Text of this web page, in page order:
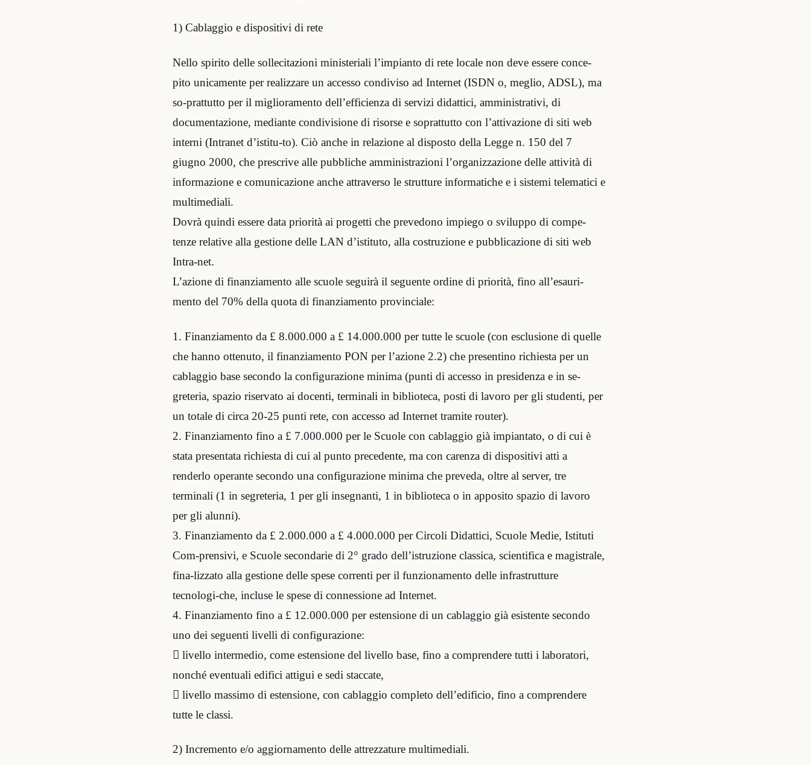
1) Cablaggio e dispositivi di rete
Nello spirito delle sollecitazioni ministeriali l’impianto di rete locale non deve essere conce-
pito unicamente per realizzare un accesso condiviso ad Internet (ISDN o, meglio, ADSL), ma
so-prattutto per il miglioramento dell’efficienza di servizi didattici, amministrativi, di
documentazione, mediante condivisione di risorse e soprattutto con l’attivazione di siti web
interni (Intranet d’istitu-to). Ciò anche in relazione al disposto della Legge n. 150 del 7
giugno 2000, che prescrive alle pubbliche amministrazioni l’organizzazione delle attività di
informazione e comunicazione anche attraverso le strutture informatiche e i sistemi telematici e
multimediali.
Dovrà quindi essere data priorità ai progetti che prevedono impiego o sviluppo di compe-
tenze relative alla gestione delle LAN d’istituto, alla costruzione e pubblicazione di siti web
Intra-net.
L’azione di finanziamento alle scuole seguirà il seguente ordine di priorità, fino all’esauri-
mento del 70% della quota di finanziamento provinciale:
1. Finanziamento da £ 8.000.000 a £ 14.000.000 per tutte le scuole (con esclusione di quelle
che hanno ottenuto, il finanziamento PON per l’azione 2.2) che presentino richiesta per un
cablaggio base secondo la configurazione minima (punti di accesso in presidenza e in se-
greteria, spazio riservato ai docenti, terminali in biblioteca, posti di lavoro per gli studenti, per
un totale di circa 20-25 punti rete, con accesso ad Internet tramite router).
2. Finanziamento fino a £ 7.000.000 per le Scuole con cablaggio già impiantato, o di cui è
stata presentata richiesta di cui al punto precedente, ma con carenza di dispositivi atti a
renderlo operante secondo una configurazione minima che preveda, oltre al server, tre
terminali (1 in segreteria, 1 per gli insegnanti, 1 in biblioteca o in apposito spazio di lavoro
per gli alunni).
3. Finanziamento da £ 2.000.000 a £ 4.000.000 per Circoli Didattici, Scuole Medie, Istituti
Com-prensivi, e Scuole secondarie di 2° grado dell’istruzione classica, scientifica e magistrale,
fina-lizzato alla gestione delle spese correnti per il funzionamento delle infrastrutture
tecnologi-che, incluse le spese di connessione ad Internet.
4. Finanziamento fino a £ 12.000.000 per estensione di un cablaggio già esistente secondo
uno dei seguenti livelli di configurazione:
 livello intermedio, come estensione del livello base, fino a comprendere tutti i laboratori,
nonché eventuali edifici attigui e sedi staccate,
 livello massimo di estensione, con cablaggio completo dell’edificio, fino a comprendere
tutte le classi.
2) Incremento e/o aggiornamento delle attrezzature multimediali.